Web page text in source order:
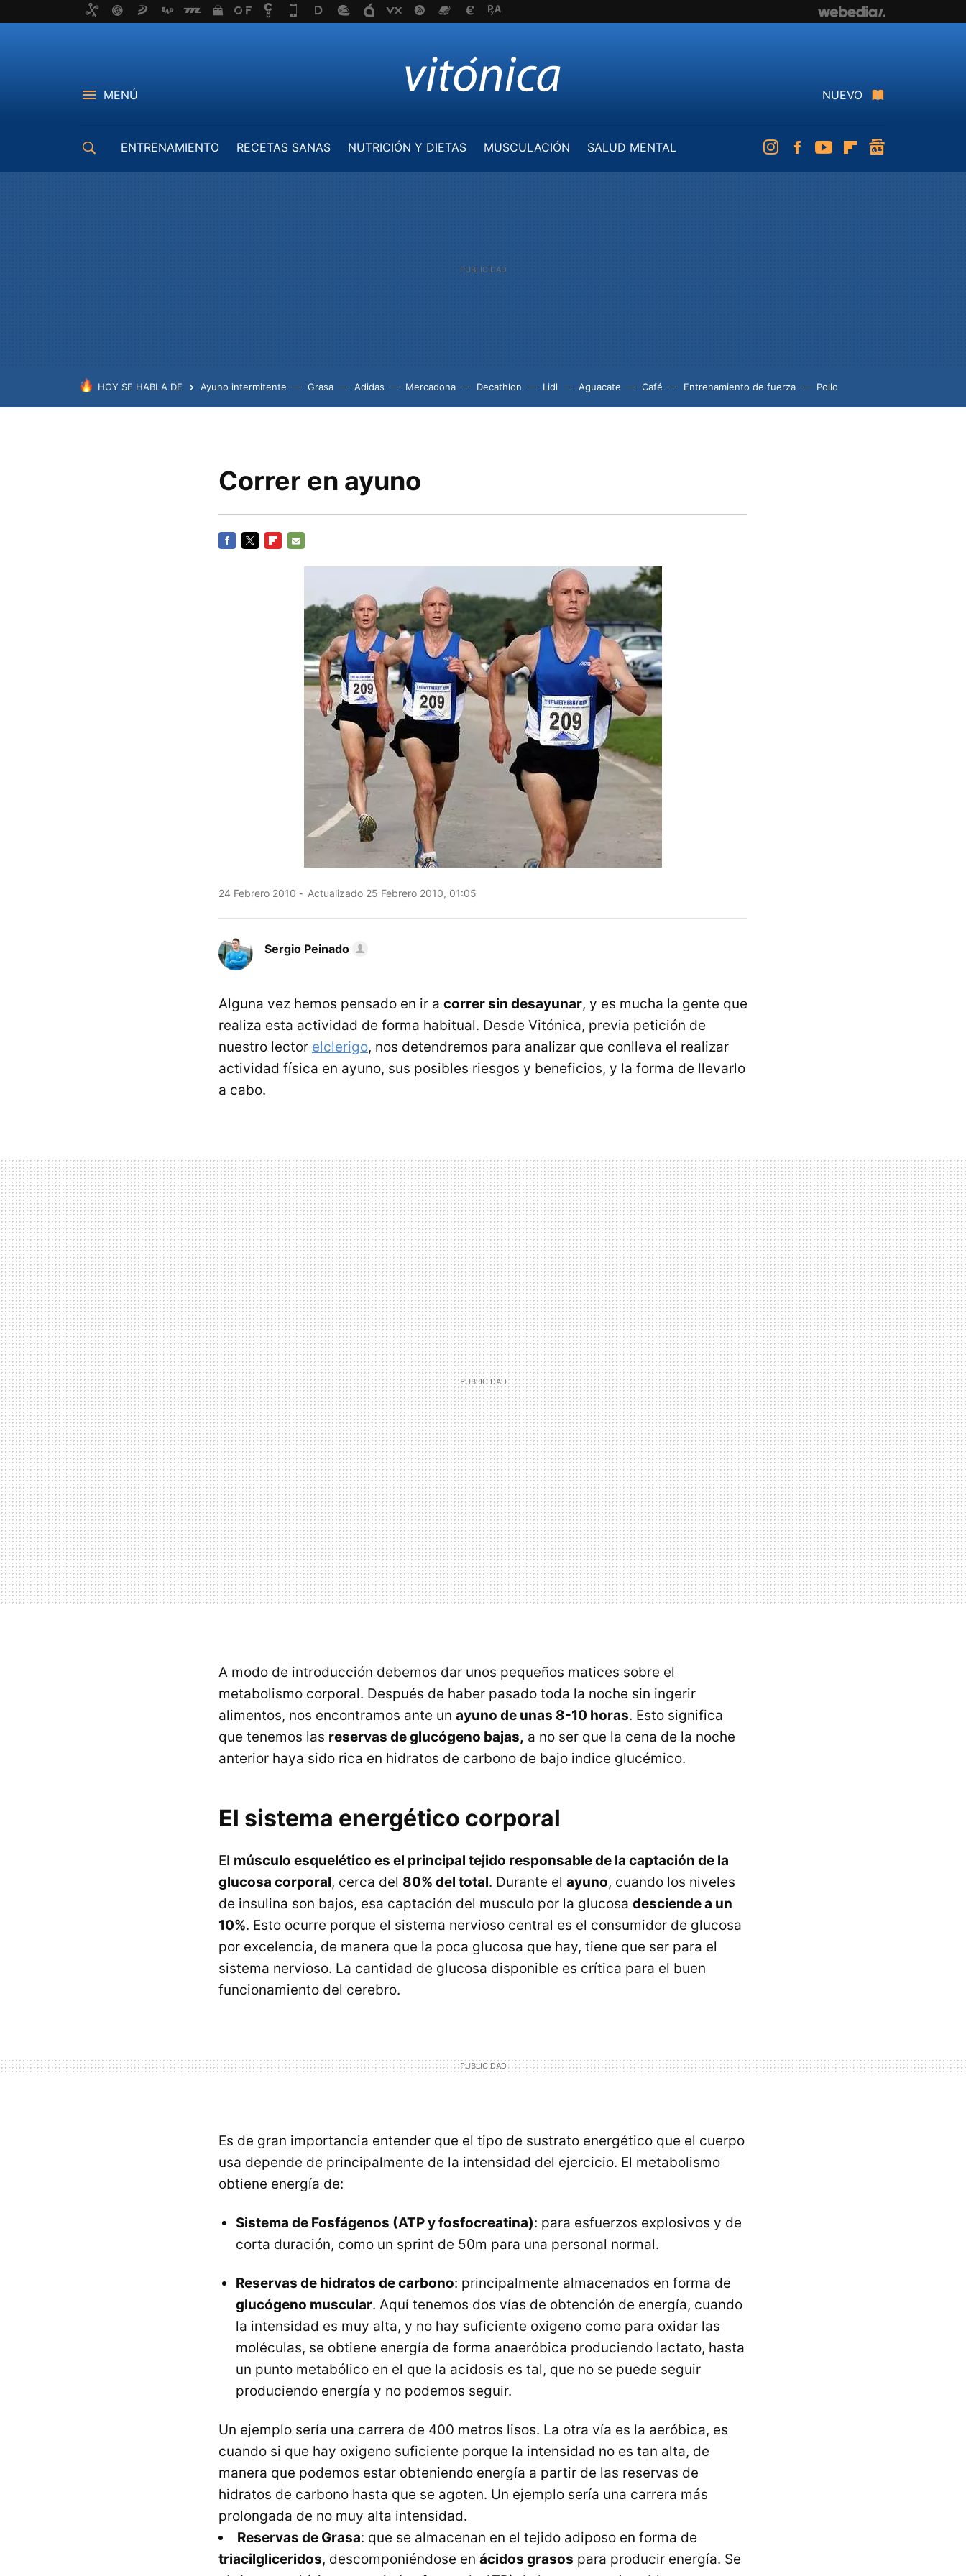
MENÚ NUEVO
ENTRENAMIENTO RECETAS SANAS NUTRICIÓN Y DIETAS MUSCULACIÓN
SALUD MENTAL
InstagramFacebookYoutubeFlipboard
HOY SE HABLA DE Ayuno intermitente Grasa Adidas Mercadona Decathlon Lidl Aguacate Café Entrenamiento de fuerza Pollo
Correr en ayuno
24 Febrero 2010 Actualizado 25 Febrero 2010, 01:05
Sergio Peinado
Alguna vez hemos pensado en ir a correr sin desayunar, y es mucha la gente que
realiza esta actividad de forma habitual. Desde Vitónica, previa petición de
nuestro lector elclerigo, nos detendremos para analizar que conlleva el realizar
actividad física en ayuno, sus posibles riesgos y beneficios, y la forma de llevarlo
a cabo.
A modo de introducción debemos dar unos pequeños matices sobre el
metabolismo corporal. Después de haber pasado toda la noche sin ingerir
alimentos, nos encontramos ante un ayuno de unas 8-10 horas. Esto significa
que tenemos las reservas de glucógeno bajas, a no ser que la cena de la noche
anterior haya sido rica en hidratos de carbono de bajo indice glucémico.
El sistema energético corporal
El músculo esquelético es el principal tejido responsable de la captación de la
glucosa corporal, cerca del 80% del total. Durante el ayuno, cuando los niveles
de insulina son bajos, esa captación del musculo por la glucosa desciende a un
10%. Esto ocurre porque el sistema nervioso central es el consumidor de glucosa
por excelencia, de manera que la poca glucosa que hay, tiene que ser para el
sistema nervioso. La cantidad de glucosa disponible es crítica para el buen
funcionamiento del cerebro.
Es de gran importancia entender que el tipo de sustrato energético que el cuerpo
usa depende de principalmente de la intensidad del ejercicio. El metabolismo
obtiene energía de:
Sistema de Fosfágenos (ATPy fosfocreatina): para esfuerzos explosivos y de
corta duración, como un sprint de 50m para una personal normal.
Reservas de hidratos de carbono: principalmente almacenados en forma de
glucógeno muscular. Aquí tenemos dos vías de obtención de energía, cuando
la intensidad es muy alta, y no hay suficiente oxigeno como para oxidar las
moléculas, se obtiene energía de forma anaeróbica produciendo lactato, hasta
un punto metabólico en el que la acidosis es tal, que no se puede seguir
produciendo energía y no podemos seguir.
Un ejemplo sería una carrera de 400 metros lisos. La otra vía es la aeróbica, es
cuando si que hay oxigeno suficiente porque la intensidad no es tan alta, de
manera que podemos estar obteniendo energía a partir de las reservas de
hidratos de carbono hasta que se agoten. Un ejemplo sería una carrera más
prolongada de no muy alta intensidad.
Reservas de Grasa: que se almacenan en el tejido adiposo en forma de
triacilgliceridos, descomponiéndose en ácidos grasos para producir energía. Se